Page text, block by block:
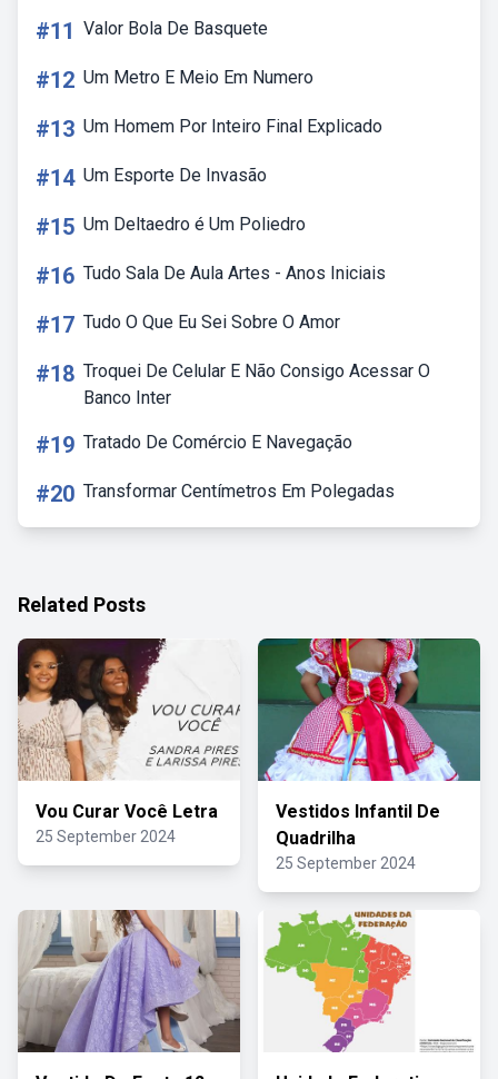
#11 Valor Bola De Basquete
#12 Um Metro E Meio Em Numero
#13 Um Homem Por Inteiro Final Explicado
#14 Um Esporte De Invasão
#15 Um Deltaedro é Um Poliedro
#16 Tudo Sala De Aula Artes - Anos Iniciais
#17 Tudo O Que Eu Sei Sobre O Amor
#18 Troquei De Celular E Não Consigo Acessar O
Banco Inter
#19 Tratado De Comércio E Navegação
#20 Transformar Centímetros Em Polegadas
Related Posts
Vou Curar Você Letra
25 September 2024
Vestidos Infantil De
Quadrilha
25 September 2024